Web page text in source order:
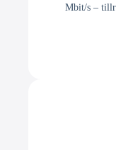
Mbit/s –